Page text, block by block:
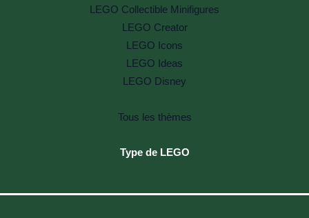
LEGO Collectible Minifigures
LEGO Creator
LEGO Icons
LEGO Ideas
LEGO Disney
Tous les thèmes
Type de LEGO